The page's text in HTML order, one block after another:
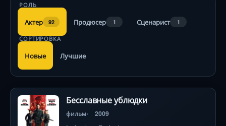
РОЛЬ
Актер 92 Продюсер 1 Сценарист 1
СОРТИРОВКА
Новые Лучшие
Бесславные ублюдки
фильм 2009